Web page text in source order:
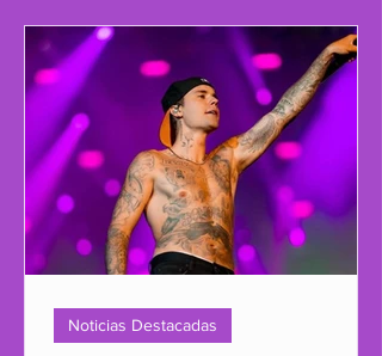
Noticias Destacadas